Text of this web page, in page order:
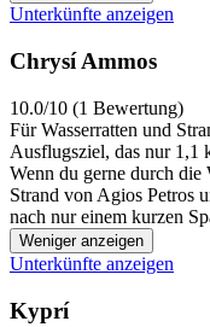
Unterkünfte anzeigen
Chrysí Ammos
10.0/10 (1 Bewertung)
Für Wasserratten und
Ausflugsziel, das nur 1,1
Wenn du gerne durch die
Strand von Agios Petros
nach nur einem kurzen
Weniger anzeigen
Unterkünfte anzeigen
Kyprí